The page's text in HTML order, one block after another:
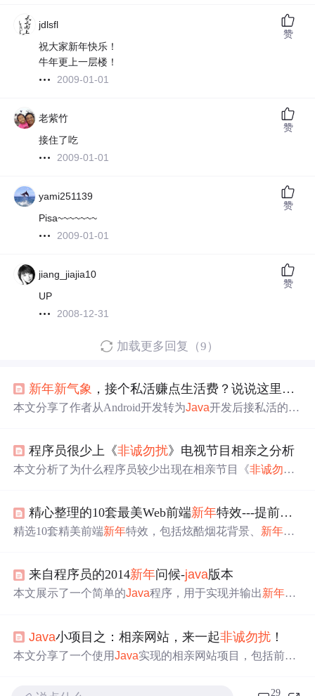
jdlsfl
祝大家新年快乐！
牛年更上一层楼！
2009-01-01
赞
老紫竹
接住了吃
2009-01-01
赞
yami251139
Pisa~~~~~~~
2009-01-01
赞
jiang_jiajia10
UP
2008-12-31
赞
加载更多回复（9）
新年新气象 ，接个私活赚点生活费？说说这里的弯弯绕
本文分享了作者从Android开发转为Java开发后接私活的经
程序员很少上《非诚勿扰》电视节目相亲之分析
本文分析了为什么程序员较少出现在相亲节目《非诚勿扰
低调务实等方面进行了详细阐述。
精心整理的10套最美Web前端新年特效---提前祝
精选10套精美前端新年特效，包括炫酷烟花背景、 新年祝
来自程序员的2014新年问候-java版本
本文展示了一个简单的Java程序，用于实现并输出新年祝
Java小项目之：相亲网站，来一起非诚勿扰 ！
本文分享了一个使用Java实现的相亲网站项目，包括前台
29